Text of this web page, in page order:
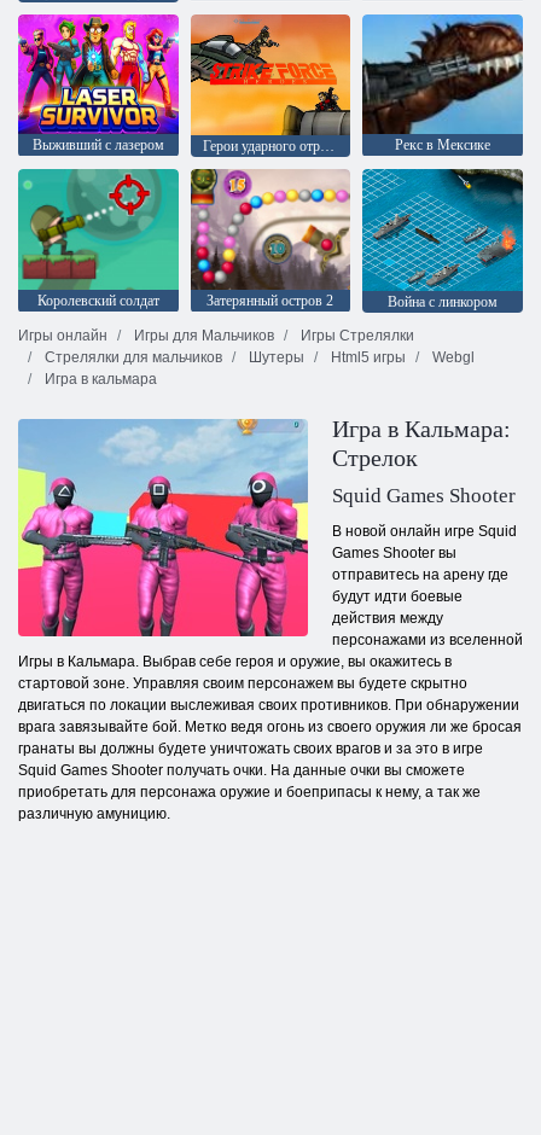
Выживший с лазером Герои ударного отряда 1 Рекс в Мексике
Королевский солдат Затерянный остров 2
Война с линкором
Игры онлайн
Игры для Мальчиков
Игры Стрелялки
Стрелялки для мальчиков
Шутеры Html5 игры
Webgl
Игра в кальмара
Игра в Кальмара:
Стрелок
Squid Games Shooter
В новой онлайн игре Squid
Games Shooter вы
отправитесь на арену где
будут идти боевые
действия между
персонажами из вселенной
Игры в Кальмара. Выбрав себе героя и оружие, вы окажитесь в
стартовой зоне. Управляя своим персонажем вы будете скрытно
двигаться по локации выслеживая своих противников. При обнаружении
врага завязывайте бой. Метко ведя огонь из своего оружия ли же бросая
гранаты вы должны будете уничтожать своих врагов и за это в игре
Squid Games Shooter получать очки. На данные очки вы сможете
приобретать для персонажа оружие и боеприпасы к нему, а так же
различную амуницию.